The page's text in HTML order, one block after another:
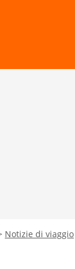
Notizie di viaggio